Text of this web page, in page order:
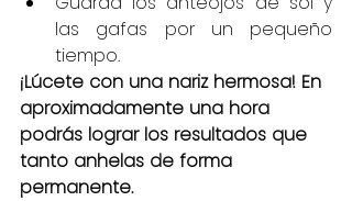
las gafas por un pequeño
tiempo.
¡Lúcete con una nariz hermosa! En
aproximadamente una hora
podrás lograr los resultados que
tanto anhelas de forma
permanente.